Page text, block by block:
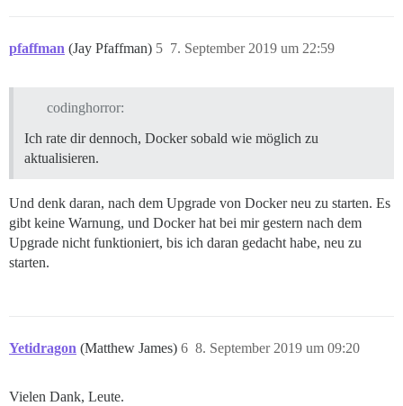
pfaffman (Jay Pfaffman) 7. September 2019 um 22:59
5
codinghorror:
Ich rate dir dennoch, Docker sobald wie möglich zu
aktualisieren.
Und denk daran, nach dem Upgrade von Docker neu zu starten. Es
gibt keine Warnung, und Docker hat bei mir gestern nach dem
Upgrade nicht funktioniert, bis ich daran gedacht habe, neu zu
starten.
Yetidragon (Matthew James) 8. September 2019 um 09:20
6
Vielen Dank, Leute.